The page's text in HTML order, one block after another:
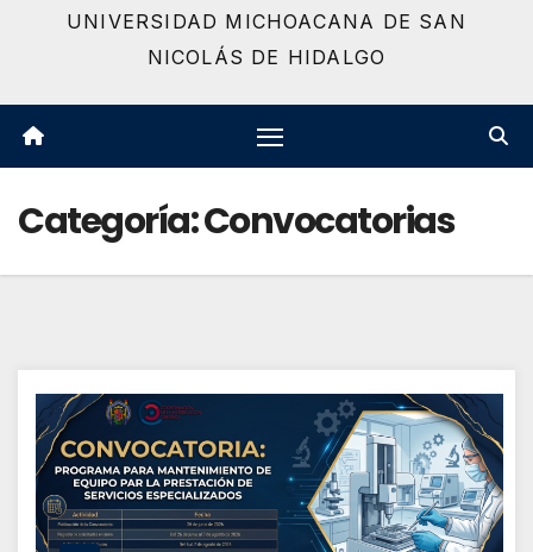
UNIVERSIDAD MICHOACANA DE SAN
NICOLÁS DE HIDALGO
Categoría:Convocatorias